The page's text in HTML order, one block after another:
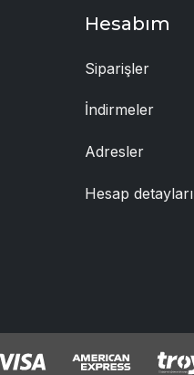
Hesabım
Siparişler
İndirmeler
Adresler
Hesap detayları